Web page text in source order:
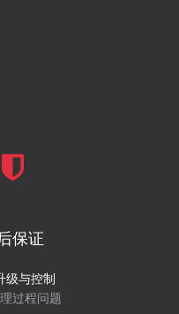
保证
级与控制
过程问题